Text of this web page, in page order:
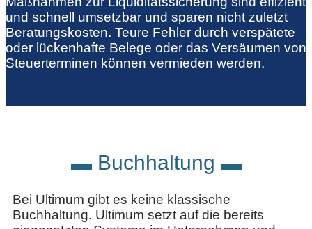
und schnell umsetzbar und sparen nicht zuletzt
Beratungskosten. Teure Fehler durch verspätete
oder lückenhafte Belege oder das Versäumen von
Steuerterminen können vermieden werden.
▬ Buchhaltung ▬
Bei Ultimum gibt es keine klassische
Buchhaltung. Ultimum setzt auf die bereits